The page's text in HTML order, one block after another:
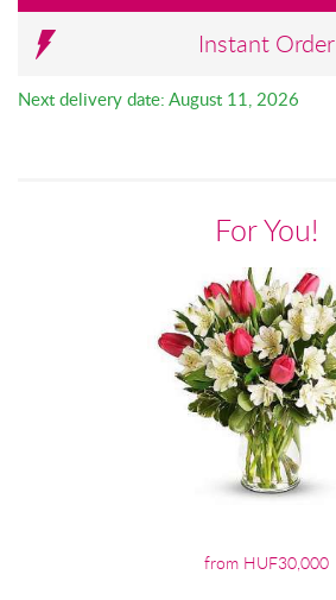
Instant Order
Next delivery date: August 11, 2026
For You!
from HUF30,000